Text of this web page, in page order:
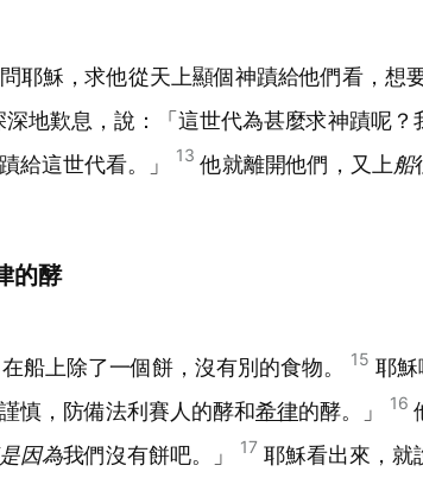
耶穌，求他從天上顯個神蹟給他們看，想
深地歎息，說：「這世代為甚麼求神蹟呢？
給這世代看。」
13 他就離開他們，又上船
的酵
船上除了一個餅，沒有別的食物。 15 耶穌
慎，防備法利賽人的酵和希律的酵。」 16
因為我們沒有餅吧。」 17 耶穌看出來，就